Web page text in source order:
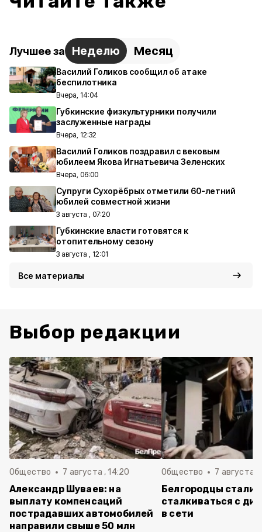
Лучшее за Неделю Месяц
Василий Голиков сообщил об атаке
беспилотника
Вчера, 14:04
Губкинские физкультурники получили
заслуженные награды
Вчера, 12:32
Василий Голиков поздравил с вековым
юбилеем Якова Игнатьевича Зеленских
Вчера, 06:00
Супруги Сухорёбрых отметили 60-летний
юбилей совместной жизни
3 августа , 07:20
Губкинские власти готовятся к
отопительному сезону
3 августа , 12:01
Все материалы
Выбор редакции
Общество 7 августа , 14:20
Александр Шуваев: на
выплату компенсаций
пострадавших автомобилей
направили свыше 50 млн
Общество 7 августа ,
Белгородцы стали
сталкиваться с
в сети